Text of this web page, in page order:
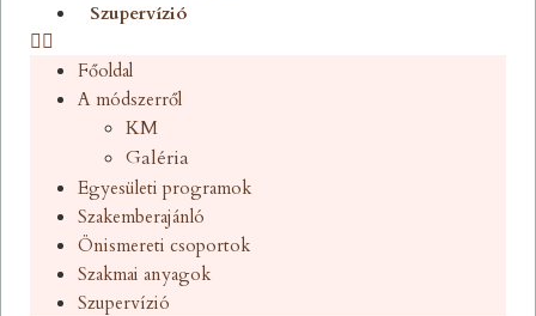
Szupervízió
Főoldal
A módszerről
KM
Galéria
Egyesületi programok
Szakemberajánló
Önismereti csoportok
Szakmai anyagok
Szupervízió